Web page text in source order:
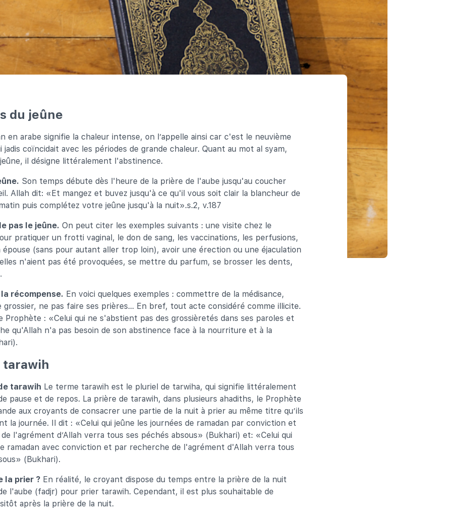
du jeûne
en arabe signifie la chaleur intense, on l’appelle ainsi car c'est le neuvième
jadis coïncidait avec les périodes de grande chaleur. Quant au mot al syam,
il désigne littéralement l'abstinence.
Son temps débute dès l'heure de la prière de l'aube jusqu'au coucher
Allah dit: «Et mangez et buvez jusqu'à ce qu'il vous soit clair la blancheur de
puis complétez votre jeûne jusqu'à la nuit».s.2, v.187
pas le jeûne. On peut citer les exemples suivants : une visite chez le
pratiquer un frotti vaginal, le don de sang, les vaccinations, les perfusions,
épouse (sans pour autant aller trop loin), avoir une érection ou une éjaculation
n'aient pas été provoquées, se mettre du parfum, se brosser les dents,
récompense. En voici quelques exemples : commettre de la médisance,
grossier, ne pas faire ses prières… En bref, tout acte considéré comme illicite.
Prophète : «Celui qui ne s'abstient pas des grossièretés dans ses paroles et
qu'Allah n'a pas besoin de son abstinence face à la nourriture et à la
tarawih
tarawih Le terme tarawih est le pluriel de tarwiha, qui signifie littéralement
pause et de repos. La prière de tarawih, dans plusieurs ahadiths, le Prophète
aux croyants de consacrer une partie de la nuit à prier au même titre qu’ils
la journée. Il dit : «Celui qui jeûne les journées de ramadan par conviction et
l'agrément d’Allah verra tous ses péchés absous» (Bukhari) et: «Celui qui
ramadan avec conviction et par recherche de l'agrément d'Allah verra tous
(Bukhari).
la prier ? En réalité, le croyant dispose du temps entre la prière de la nuit
l'aube (fadjr) pour prier tarawih. Cependant, il est plus souhaitable de
après la prière de la nuit.